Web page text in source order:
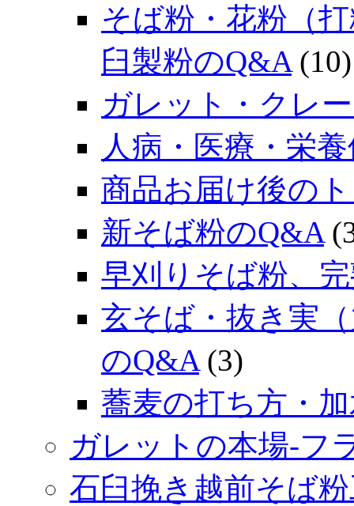
そば粉・花粉（
臼製粉のQ&A (10)
ガレット・クレ
人病・医療・栄
商品お届け後の
新そば粉のQ&A
早刈りそば粉、
玄そば・抜き実
のQ&A (3)
蕎麦の打ち方・
ガレットの本場‐フ
石臼挽き越前そば